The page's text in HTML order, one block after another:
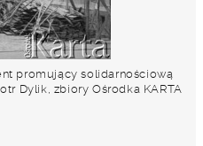
promujący solidarnościową
Dylik, zbiory Ośrodka KARTA